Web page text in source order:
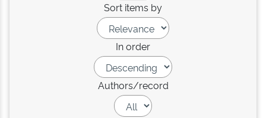
Sort items by
In order
Authors/record